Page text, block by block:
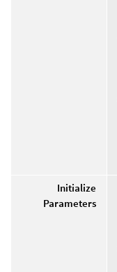
Initialize
Parameters